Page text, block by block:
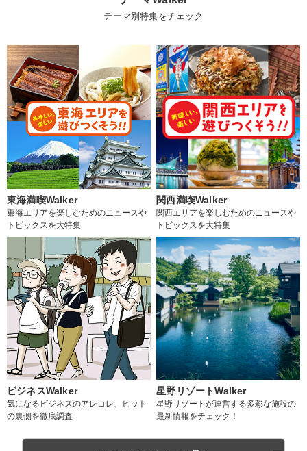
テーマ別特集をチェック
東海満喫Walker
東海エリアを楽しむためのニュースや
トピックスを大特集
関西満喫Walker
関西エリアを楽しむためのニュースや
トピックスを大特集
ビジネスWalker
気になるビジネスのアレコレ、ヒット
の裏側を徹底調査
星野リゾートWalker
星野リゾートが運営する多彩な施設の
最新情報をチェック！